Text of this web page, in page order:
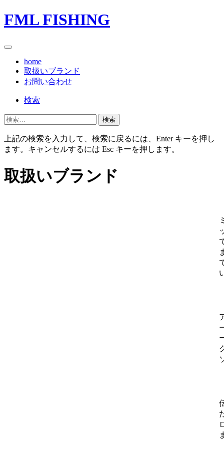
FML FISHING
home
取扱いブランド
お問い合わせ
検索
ソ
ー
シ
ャ
ル
ビ
ゲ
検
上記の検索を入力して、検索に戻るには、Enter キーを押し
ます。キャンセルするには Esc キーを押します。
取扱いブランド